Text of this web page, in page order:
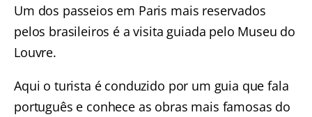
Um dos passeios em Paris mais reservados
pelos brasileiros é a visita guiada pelo Museu do
Louvre.
Aqui o turista é conduzido por um guia que fala
português e conhece as obras mais famosas do